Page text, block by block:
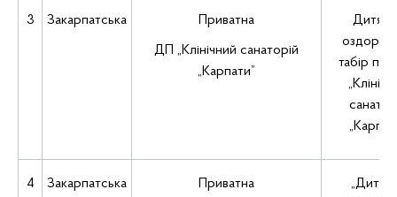
3 Закарпатська Приватна
ДП „Клінічний санаторій
„Карпати”
табір
4 Закарпатська Приватна